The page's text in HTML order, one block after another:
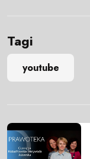
Tagi
youtube